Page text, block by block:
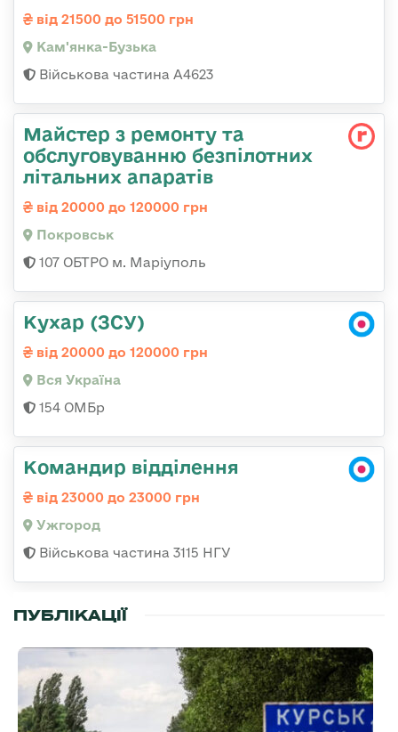
від 21500 до 51500 грн
Кам'янка-Бузька
Військова частина А4623
Майстер з ремонту та
обслуговуванню безпілотних
літальних апаратів
від 20000 до 120000 грн
Покровськ
107 ОБТРО м. Маріуполь
Кухар (ЗСУ)
від 20000 до 120000 грн
Вся Україна
154 ОМБр
Командир відділення
від 23000 до 23000 грн
Ужгород
Військова частина 3115 НГУ
ПУБЛІКАЦІЇ